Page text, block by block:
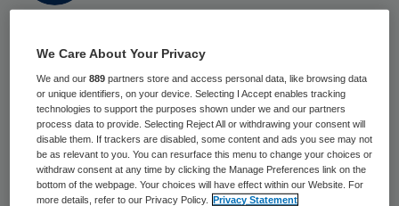
192 keer gelezen
De Wereldgezondheidsorganisatie (WHO)
heeft opgeroepen snel meer dexamethason
te produceren, omdat deze
ontstekingsremmer ook ernstig zieke
coronapatiënten kan genezen. WHO-baas
We Care About Your Privacy
We and our889 partners store and access personal data, like browsing data
or unique identifiers, on your device. Selecting I Accept enables tracking
technologies to support the purposes shown under we and our partners
process data to provide. Selecting Reject All or withdrawing your consent will
disable them. If trackers are disabled, some content and ads you see may not
be as relevant to you. You can resurface this menu to change your choices or
withdraw consent at any time by clicking the Manage Preferences link on the
bottom of the webpage. Your choices will have effect within our Website. For
more details, refer to our Privacy Policy.
Privacy Statement